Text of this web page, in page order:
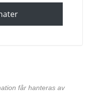
får hanteras av